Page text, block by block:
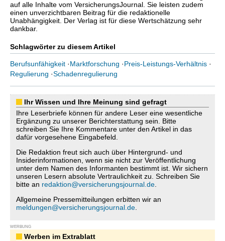
auf alle Inhalte vom VersicherungsJournal. Sie leisten zudem
einen unverzichtbaren Beitrag für die redaktionelle
Unabhängigkeit. Der Verlag ist für diese Wertschätzung sehr
dankbar.
Schlagwörter zu diesem Artikel
Berufsunfähigkeit ·Marktforschung ·Preis-Leistungs-Verhältnis ·
Regulierung ·Schadenregulierung
Ihr Wissen und Ihre Meinung sind gefragt
Ihre Leserbriefe können für andere Leser eine wesentliche
Ergänzung zu unserer Berichterstattung sein. Bitte
schreiben Sie Ihre Kommentare unter den Artikel in das
dafür vorgesehene Eingabefeld.
Die Redaktion freut sich auch über Hintergrund- und
Insiderinformationen, wenn sie nicht zur Veröffentlichung
unter dem Namen des Informanten bestimmt ist. Wir sichern
unseren Lesern absolute Vertraulichkeit zu. Schreiben Sie
bitte an redaktion@versicherungsjournal.de
Allgemeine Pressemitteilungen erbitten wir an
meldungen@versicherungsjournal.de
WERBUNG
Werben im Extrablatt